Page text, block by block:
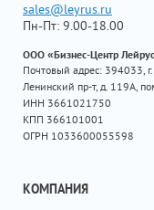
sales@leyrus.ru
Пн-Пт: 9.00-18.00
ООО «Бизнес-Центр
Почтовый адрес: 394033,
Ленинский пр-т, д. 119А,
ИНН 3661021750
КПП 366101001
ОГРН 1033600055598
КОМПАНИЯ